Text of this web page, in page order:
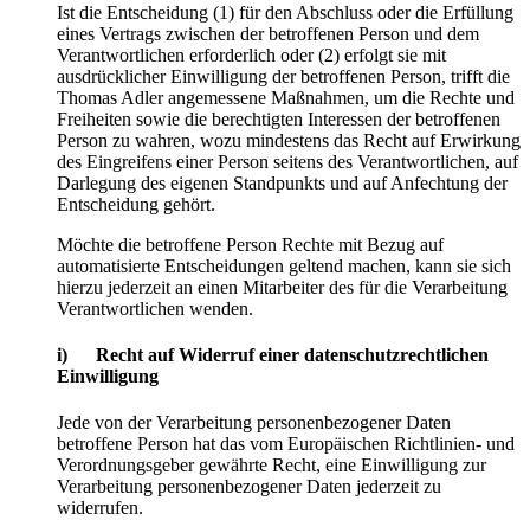
Ist die Entscheidung (1) für den Abschluss oder die Erfüllung
eines Vertrags zwischen der betroffenen Person und dem
Verantwortlichen erforderlich oder (2) erfolgt sie mit
ausdrücklicher Einwilligung der betroffenen Person, trifft die
Thomas Adler angemessene Maßnahmen, um die Rechte und
Freiheiten sowie die berechtigten Interessen der betroffenen
Person zu wahren, wozu mindestens das Recht auf Erwirkung
des Eingreifens einer Person seitens des Verantwortlichen, auf
Darlegung des eigenen Standpunkts und auf Anfechtung der
Entscheidung gehört.
Möchte die betroffene Person Rechte mit Bezug auf
automatisierte Entscheidungen geltend machen, kann sie sich
hierzu jederzeit an einen Mitarbeiter des für die Verarbeitung
Verantwortlichen wenden.
i) Recht auf Widerruf einer datenschutzrechtlichen
Einwilligung
Jede von der Verarbeitung personenbezogener Daten
betroffene Person hat das vom Europäischen Richtlinien- und
Verordnungsgeber gewährte Recht, eine Einwilligung zur
Verarbeitung personenbezogener Daten jederzeit zu
widerrufen.